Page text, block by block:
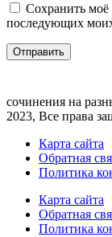
Сохранить моё
последующих
сочинения на
2023, Все права
Карта сайта
Обратная
Политика
Карта сайта
Обратная
Политика